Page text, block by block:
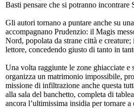
Basti pensare che si potranno
Gli autori tornano a puntare anche su
accompagnano Prudenzio: il Magis
Nord, popolata da strane città e
lettore, concedendo giusto di tanto in
Una volta raggiunte le zone ghiacciate
organizza un matrimonio impossibile,
missione di infiltrazione anche questa
alla sala del banchetto, completa di
ancora l’ultimissima insidia per tornare a